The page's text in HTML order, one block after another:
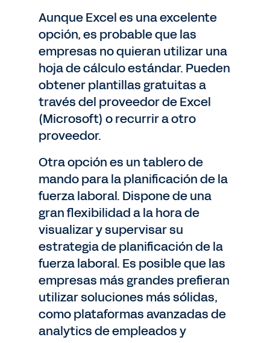
Aunque Excel es una excelente
opción, es probable que las
empresas no quieran utilizar una
hoja de cálculo estándar. Pueden
obtener plantillas gratuitas a
través del proveedor de Excel
(Microsoft) o recurrir a otro
proveedor.
Otra opción es un tablero de
mando para la planificación de la
fuerza laboral. Dispone de una
gran flexibilidad a la hora de
visualizar y supervisar su
estrategia de planificación de la
fuerza laboral. Es posible que las
empresas más grandes prefieran
utilizar soluciones más sólidas,
como plataformas avanzadas de
analytics de empleados y